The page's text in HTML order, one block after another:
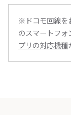
※ドコモ回線を
のスマートフ
プリの対応機種